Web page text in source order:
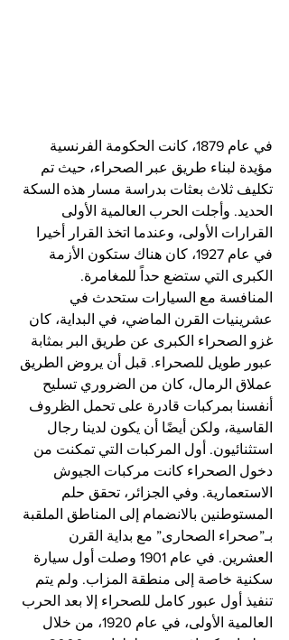
في عام 1879، كانت الحكومة الفرنسية
مؤيدة لبناء طريق عبر الصحراء، حيث تم
تكليف ثلاث بعثات بدراسة مسار هذه السكة
الحديد. وأجلت الحرب العالمية الأولى
القرارات الأولى، وعندما اتخذ القرار أخيرا
في عام 1927، كان هناك ستكون الأزمة
الكبرى التي ستضع حداً للمغامرة.
المنافسة مع السيارات ستحدث في
عشرينيات القرن الماضي، في البداية، كان
غزو الصحراء الكبرى عن طريق البر بمثابة
عبور طويل للصحراء. قبل أن يروض الطريق
عملاق الرمال، كان من الضروري تسليح
أنفسنا بمركبات قادرة على تحمل الظروف
القاسية، ولكن أيضًا أن يكون لدينا رجال
استثنائيون. أول المركبات التي تمكنت من
دخول الصحراء كانت مركبات الجيوش
الاستعمارية. وفي الجزائر، تحقق حلم
المستوطنين بالانضمام إلى المناطق الملقبة
بـ”صحراء الصحارى” مع بداية القرن
العشرين. في عام 1901 وصلت أول سيارة
سكنية خاصة إلى منطقة المزاب. ولم يتم
تنفيذ أول عبور كامل للصحراء إلا بعد الحرب
العالمية الأولى، في عام 1920، من خلال